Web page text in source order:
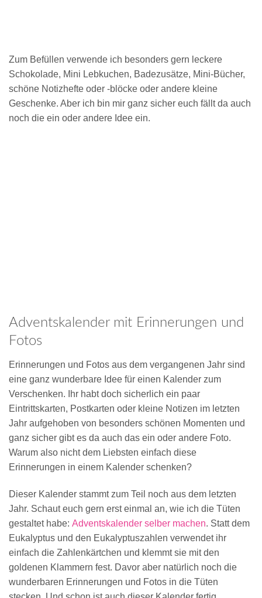
Zum Befüllen verwende ich besonders gern leckere
Schokolade, Mini Lebkuchen, Badezusätze, Mini-Bücher,
schöne Notizhefte oder -blöcke oder andere kleine
Geschenke. Aber ich bin mir ganz sicher euch fällt da auch
noch die ein oder andere Idee ein.
Adventskalender mit Erinnerungen und
Fotos
Erinnerungen und Fotos aus dem vergangenen Jahr sind
eine ganz wunderbare Idee für einen Kalender zum
Verschenken. Ihr habt doch sicherlich ein paar
Eintrittskarten, Postkarten oder kleine Notizen im letzten
Jahr aufgehoben von besonders schönen Momenten und
ganz sicher gibt es da auch das ein oder andere Foto.
Warum also nicht dem Liebsten einfach diese
Erinnerungen in einem Kalender schenken?
Dieser Kalender stammt zum Teil noch aus dem letzten
Jahr. Schaut euch gern erst einmal an, wie ich die Tüten
gestaltet habe: Adventskalender selber machen. Statt dem
Eukalyptus und den Eukalyptuszahlen verwendet ihr
einfach die Zahlenkärtchen und klemmt sie mit den
goldenen Klammern fest. Davor aber natürlich noch die
wunderbaren Erinnerungen und Fotos in die Tüten